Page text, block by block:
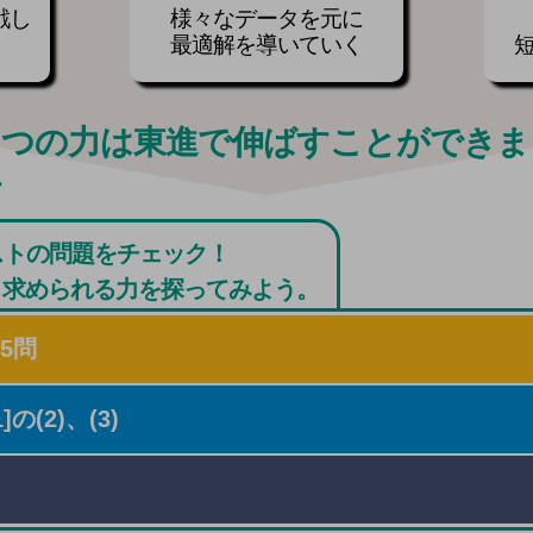
し
様々なデータを元に
最適解を導いていく
の問題をチェック！
められる力を探ってみよう。
問
ぞれの概要を把握したり、設問の条件に従って必
(2)、(3)